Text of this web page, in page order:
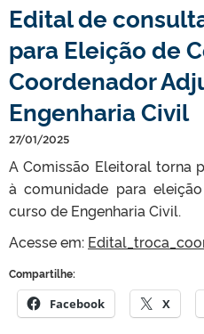
Edital de
para Eleição de
Coordenador
Engenharia Civil
27/01/2025
A Comissão Eleitoral torna
à comunidade para
curso de Engenharia Civil.
Acesse em:
Compartilhe:
Facebook X